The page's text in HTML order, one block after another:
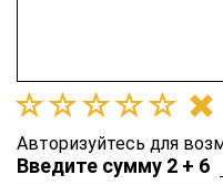
Авторизуйтесь для
Введите сумму 2 + 6